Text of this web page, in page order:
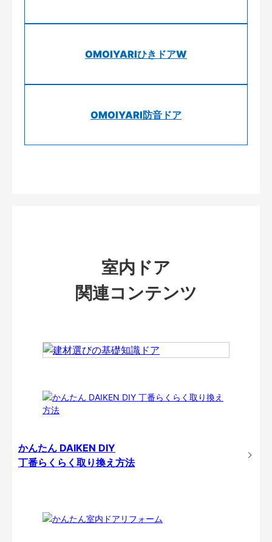
OMOIYARIひきドアW
OMOIYARI防音ドア
室内ドア
関連コンテンツ
かんたん DAIKEN DIY
丁番らくらく取り換え方法